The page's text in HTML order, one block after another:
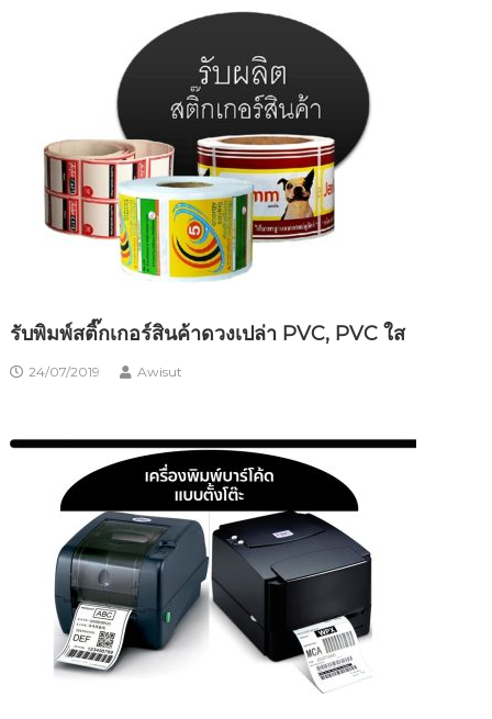
รับพิมพ์สติ๊กเกอร์สินค้าดวงเปล่า PVC, PVC ใส
24/07/2019 Awisut